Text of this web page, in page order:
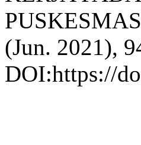
(Jun. 2021),
DOI:https://